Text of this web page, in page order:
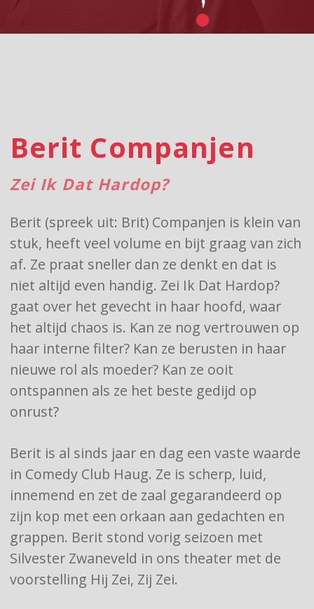
Berit Companjen
Zei Ik Dat Hardop?
Berit (spreek uit: Brit) Companjen is klein van
stuk, heeft veel volume en bijt graag van zich
af. Ze praat sneller dan ze denkt en dat is
niet altijd even handig. Zei Ik Dat Hardop?
gaat over het gevecht in haar hoofd, waar
het altijd chaos is. Kan ze nog vertrouwen op
haar interne filter? Kan ze berusten in haar
nieuwe rol als moeder? Kan ze ooit
ontspannen als ze het beste gedijd op
onrust?
Berit is al sinds jaar en dag een vaste waarde
in Comedy Club Haug. Ze is scherp, luid,
innemend en zet de zaal gegarandeerd op
zijn kop met een orkaan aan gedachten en
grappen. Berit stond vorig seizoen met
Silvester Zwaneveld in ons theater met de
voorstelling Hij Zei, Zij Zei.